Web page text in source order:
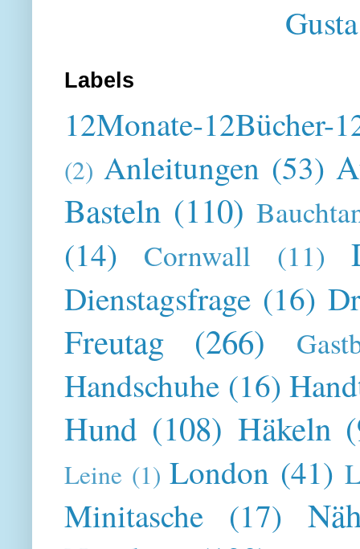
Labels
12Monate-12Bücher-
(2) Anleitungen (53)
Basteln (110)
(14) Cornwall (11)
Dienstagsfrage (16)
Freutag (266)
Handschuhe (16)
Hund (108) Häkeln
Leine (1) London (41)
Minitasche (17)